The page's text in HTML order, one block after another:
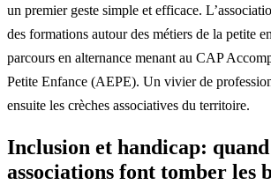
un premier geste simple et efficace.
des formations autour des métiers de la petite
parcours en alternance menant au CAP
Petite Enfance (AEPE). Un vivier de
ensuite les crèches associatives du territoire.
Inclusion et handicap:
associations font tomber les